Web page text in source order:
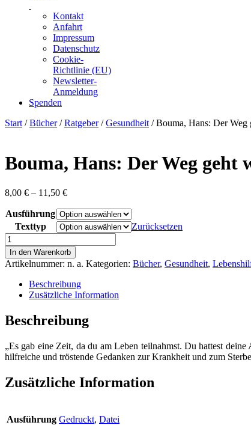
Kontakt
Anfahrt
Impressum
Datenschutz
Cookie-
Richtlinie (EU)
Newsletter-
Anmeldung
Spenden
Skip
Start /Bücher/Ratgeber/Gesundheit / Bouma, Hans: Der
Bouma, Hans: Der Weg
8,00 € – 11,50 €Preisspanne:
bis
11,50 €
Ausführung
Texttyp
Zurücksetzen
Bouma,
Hans:
Der
Weg
geht
weiter
Über
Krankheit
Sterben
Menge
In den Warenkorb
Artikelnummer: n. a. Kategorien: Bücher, Gesundheit,
Beschreibung
Zusätzliche Information
Beschreibung
„Es gab eine Zeit, da du am Leben teilnahmst. Du hattest
hilfreiche und tröstende Gedanken zur Krankheit und zum
Zusätzliche Information
Ausführung Gedruckt, Datei